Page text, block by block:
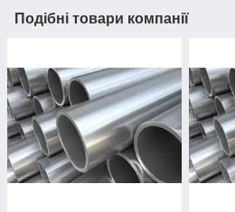
Подібні товари компанії